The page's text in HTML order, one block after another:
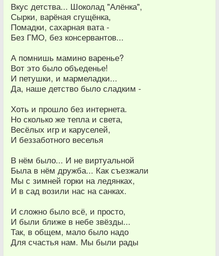
Вкус детства... Шоколад "Алёнка",
Сырки, варёная сгущёнка,
Помадки, сахарная вата -
Без ГМО, без консервантов...
А помнишь мамино варенье?
Вот это было объеденье!
И петушки, и мармеладки...
Да, наше детство было сладким -
Хоть и прошло без интернета.
Но сколько же тепла и света,
Весёлых игр и каруселей,
И беззаботного веселья
В нём было... И не виртуальной
Была в нём дружба... Как съезжали
Мы с зимней горки на ледянках,
И в сад возили нас на санках.
И сложно было всё, и просто,
И были ближе в небе звёзды...
Так, в общем, мало было надо
Для счастья нам. Мы были рады